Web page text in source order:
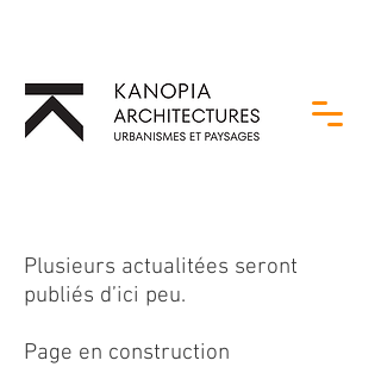
Plusieurs actualitées seront
publiés d’ici peu.
Page en construction